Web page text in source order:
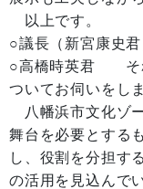
以上です。
○議長（新宮康史
○高橋時英君 そ
ついてお伺いをし
八幡浜市文化ゾ
舞台を必要とする
し、役割を分担す
の活用を見込んで